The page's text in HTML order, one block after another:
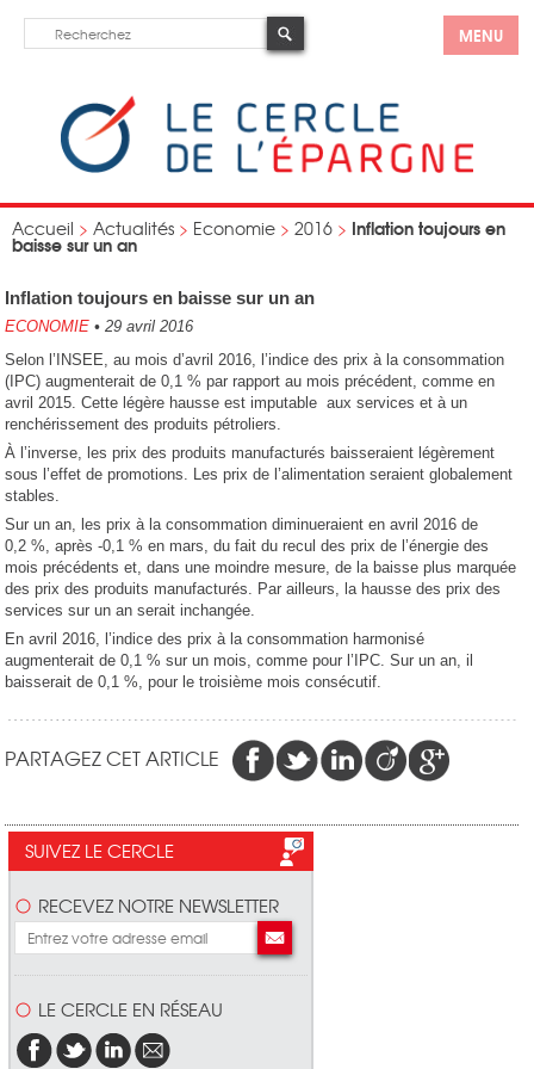
MENU
Accueil > Actualités > Economie > 2016 > Inflation toujours en
baisse sur un an
Inflation toujours en baisse sur un an
ECONOMIE • 29 avril 2016
Selon l’INSEE, au mois d’avril 2016, l’indice des prix à la consommation
(IPC) augmenterait de 0,1 % par rapport au mois précédent, comme en
avril 2015. Cette légère hausse est imputable aux services et à un
renchérissement des produits pétroliers.
À l’inverse, les prix des produits manufacturés baisseraient légèrement
sous l’effet de promotions. Les prix de l’alimentation seraient globalement
stables.
Sur un an, les prix à la consommation diminueraient en avril 2016 de
0,2 %, après -0,1 % en mars, du fait du recul des prix de l’énergie des
mois précédents et, dans une moindre mesure, de la baisse plus marquée
des prix des produits manufacturés. Par ailleurs, la hausse des prix des
services sur un an serait inchangée.
En avril 2016, l’indice des prix à la consommation harmonisé
augmenterait de 0,1 % sur un mois, comme pour l’IPC. Sur un an, il
baisserait de 0,1 %, pour le troisième mois consécutif.
PARTAGEZ CET ARTICLE
SUIVEZ LE CERCLE
RECEVEZ NOTRE NEWSLETTER
LE CERCLE EN RÉSEAU